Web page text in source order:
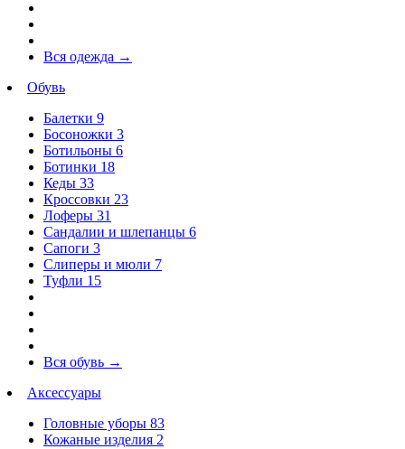
Вся одежда →
Обувь
Балетки 9
Босоножки 3
Ботильоны 6
Ботинки 18
Кеды 33
Кроссовки 23
Лоферы 31
Сандалии и шлепанцы 6
Сапоги 3
Слиперы и мюли 7
Туфли 15
Вся обувь →
Аксессуары
Головные уборы 83
Кожаные изделия 2